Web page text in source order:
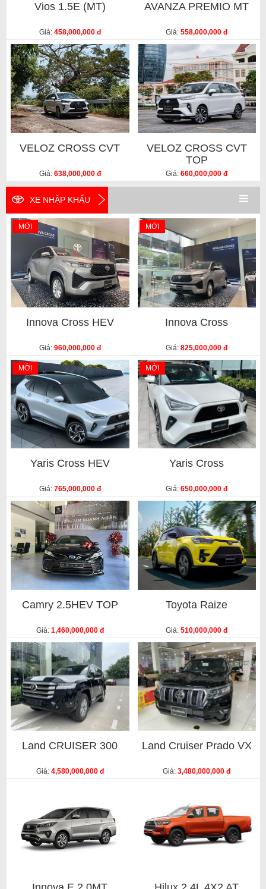
Vios 1.5E (MT)
Giá: 458,000,000 đ
AVANZA PREMIO MT
Giá:558,000,000 đ
VELOZ CROSS CVT
Giá: 638,000,000 đ
VELOZ CROSS CVT
TOP
Giá:660,000,000 đ
XE NHẬP KHẨU
MỚI
Innova Cross HEV
Giá: 960,000,000 đ
MỚI
Innova Cross
Giá:825,000,000 đ
MỚI
Yaris Cross HEV
Giá: 765,000,000 đ
MỚI
Yaris Cross
Giá:650,000,000 đ
Camry 2.5HEV TOP
Giá: 1,460,000,000 đ
Toyota Raize
Giá:510,000,000 đ
Land CRUISER 300
Giá: 4,580,000,000 đ
Land Cruiser Prado VX
Giá:3,480,000,000 đ